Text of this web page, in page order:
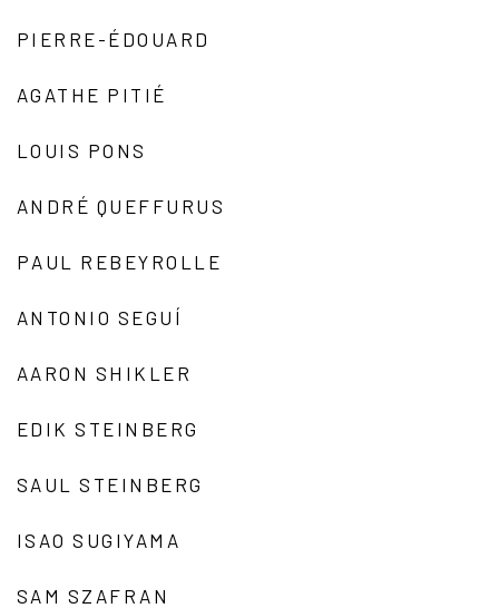
PIERRE-ÉDOUARD
AGATHE PITIÉ
LOUIS PONS
ANDRÉ QUEFFURUS
PAUL REBEYROLLE
ANTONIO SEGUÍ
AARON SHIKLER
EDIK STEINBERG
SAUL STEINBERG
ISAO SUGIYAMA
SAM SZAFRAN